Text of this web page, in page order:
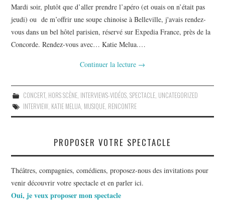
Mardi soir, plutôt que d’aller prendre l’apéro (et ouais on n’était pas
jeudi) ou de m’offrir une soupe chinoise à Belleville, j'avais rendez-
vous dans un bel hôtel parisien, réservé sur Expedia France, près de la
Concorde. Rendez-vous avec… Katie Melua.…
Continuer la lecture →
CONCERT, HORS SCÈNE, INTERVIEWS-VIDÉOS, SPECTACLE, UNCATEGORIZED
INTERVIEW, KATIE MELUA, MUSIQUE, RENCONTRE
PROPOSER VOTRE SPECTACLE
Théâtres, compagnies, comédiens, proposez-nous des invitations pour
venir découvrir votre spectacle et en parler ici.
Oui, je veux proposer mon spectacle